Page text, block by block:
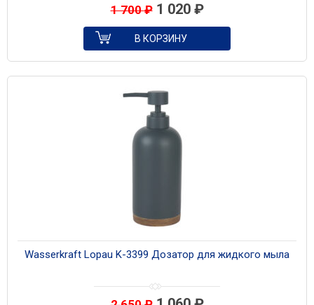
1 700₽ 1 020 ₽
В КОРЗИНУ
Wasserkraft Lopau K-3399 Дозатор для жидкого мыла